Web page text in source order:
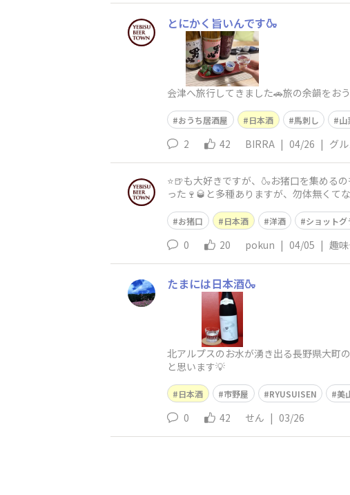
とにかく旨いんです🍶
会津へ旅行してきました🚗旅の余韻をお
おうち居酒屋 日本酒 馬刺し 山
2 42 BIRRA | 04/26 | グ
⭐️🍺も大好きですが、🍶お猪口を集める
った🍷🥃と多種ありますが、勿体無くて
お猪口 日本酒 洋酒 ショットグ
0 20 pokun | 04/05 | 趣
たまには日本酒🍶
北アルプスのお水が湧き出る長野県大町
と思います💡
日本酒 市野屋 RYUSUISEN 美
0 42 せん | 03/26